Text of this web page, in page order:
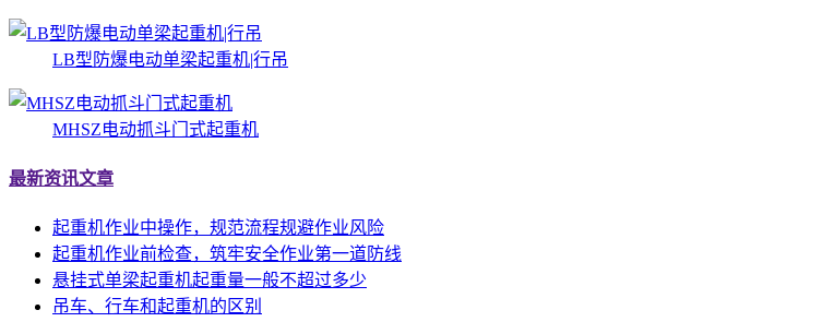
LB型防爆电动单梁起重机|行吊
MHSZ电动抓斗门式起重机
最新资讯文章
起重机作业中操作，规范流程规避作业风险
起重机作业前检查，筑牢安全作业第一道防线
悬挂式单梁起重机起重量一般不超过多少
吊车、行车和起重机的区别